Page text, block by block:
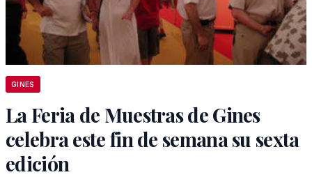
GINES
La Feria de Muestras de Gines
celebra este fin de semana su sexta
edición